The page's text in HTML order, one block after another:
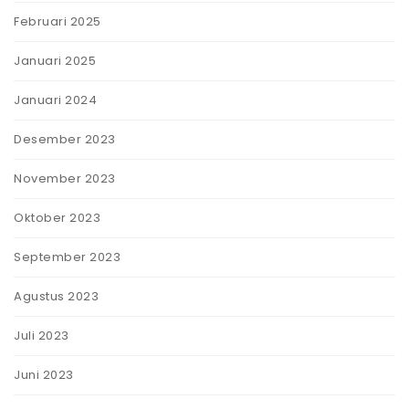
Februari 2025
Januari 2025
Januari 2024
Desember 2023
November 2023
Oktober 2023
September 2023
Agustus 2023
Juli 2023
Juni 2023